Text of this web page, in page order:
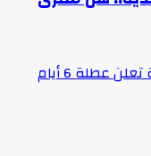
إجازة عيد الأضحى 2026 رسميًا.. الحكومة تعلن عطلة 6 أيام